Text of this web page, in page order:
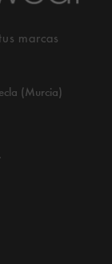
marcas
(Murcia)